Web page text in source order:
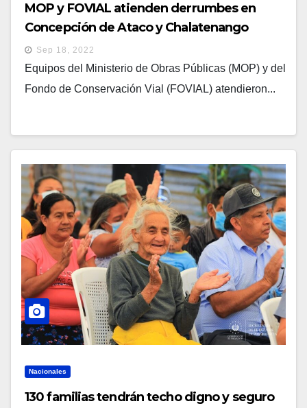
MOP y FOVIAL atienden derrumbes en
Concepción de Ataco y Chalatenango
Sep 18, 2022
Equipos del Ministerio de Obras Públicas (MOP) y del
Fondo de Conservación Vial (FOVIAL) atendieron...
Nacionales
130 familias tendrán techo digno y seguro